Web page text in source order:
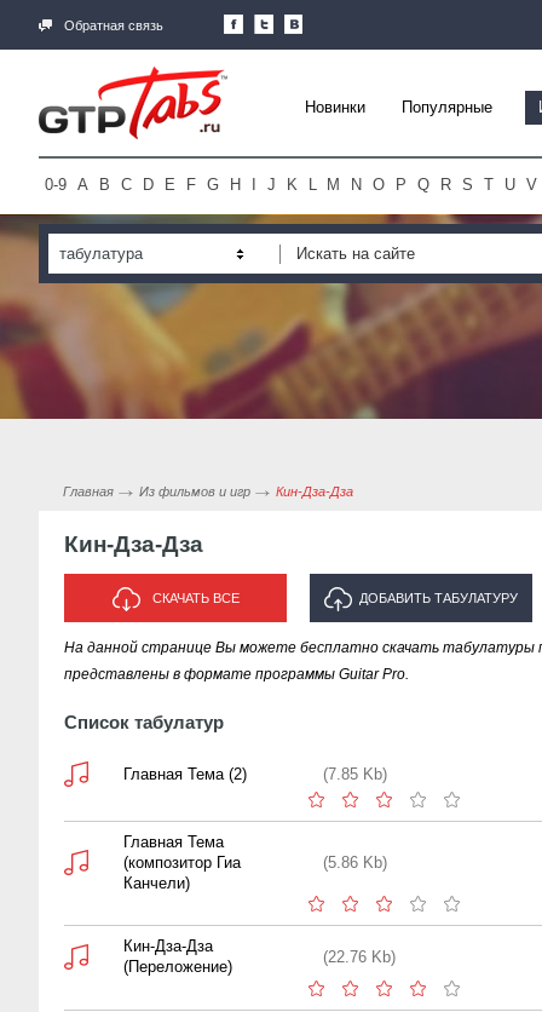
Обратная связь
Новинки Популярные
0-9 A B C D E F G H J K L M N O P Q R S T U V
табулатура
Главная Из фильмов и игр Кин-Дза-Дза
Кин-Дза-Дза
СКАЧАТЬ ВСЕ ДОБАВИТЬ ТАБУЛАТУРУ
ИСПОЛНИТЕЛЯ "КИН-ДЗА-ДЗА"
На данной странице Вы можете бесплатно скачать табулатуры
представлены в формате программы Guitar Pro.
Список табулатур
Главная Тема (2) (7.85 Kb)
Главная Тема
(композитор Гиа
Канчели)
(5.86 Kb)
Кин-Дза-Дза
(Переложение)
(22.76 Kb)